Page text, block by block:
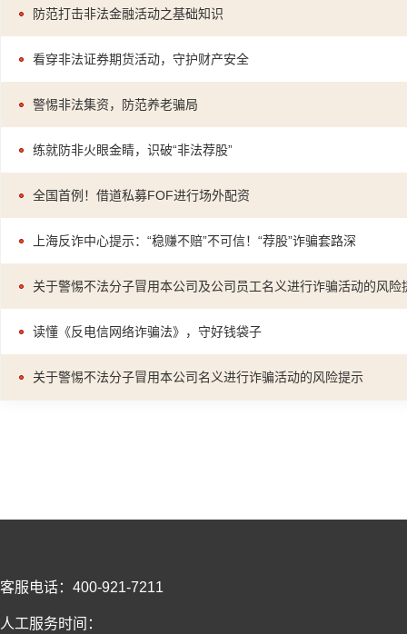
防范打击非法金融活动之基础知识
看穿非法证券期货活动，守护财产安全
警惕非法集资，防范养老骗局
练就防非火眼金睛，识破“非法荐股”
全国首例！借道私募FOF进行场外配资
上海反诈中心提示：“稳赚不赔”不可信！“荐股”诈骗套路深
关于警惕不法分子冒用本公司及公司员工名义进行诈骗活动的风险
读懂《反电信网络诈骗法》，守好钱袋子
关于警惕不法分子冒用本公司名义进行诈骗活动的风险提示
客服电话：400-921-7211
人工服务时间：